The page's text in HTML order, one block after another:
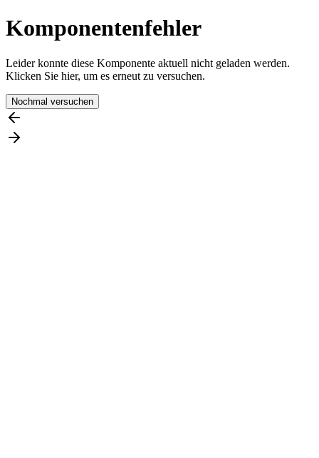
Komponentenfehler
Leider konnte diese Komponente aktuell nicht geladen werden.
Klicken Sie hier, um es erneut zu versuchen.
Nochmal versuchen